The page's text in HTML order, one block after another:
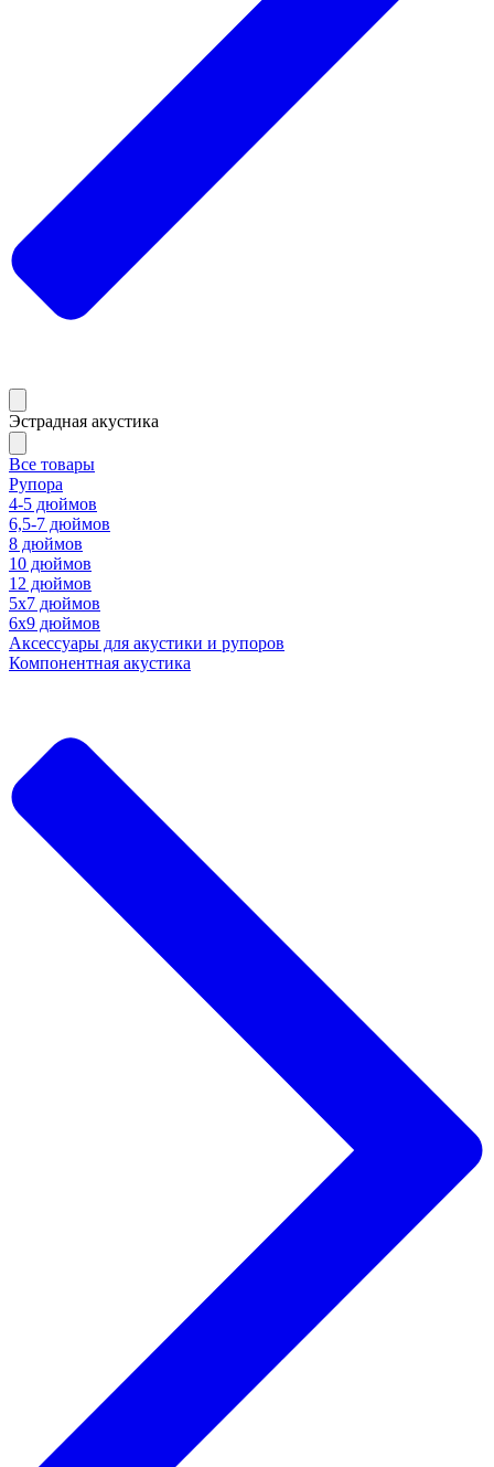
Эстрадная акустика
Все товары
Рупора
4-5 дюймов
6,5-7 дюймов
8 дюймов
10 дюймов
12 дюймов
5x7 дюймов
6х9 дюймов
Аксессуары для акустики и рупоров
Компонентная акустика